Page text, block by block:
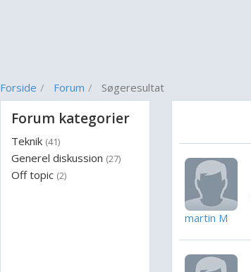
Forside Forum Søgeresultat
Forum kategorier
Teknik (41)
Generel diskussion (27)
Off topic (2)
martin M